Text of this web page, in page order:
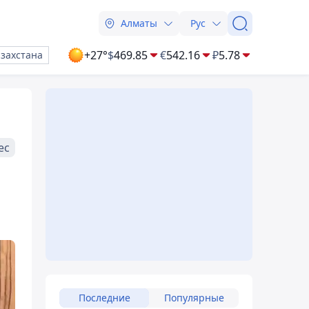
Алматы Рус
+27°$469.85 €542.16 ₽5.78
Последние Популярные